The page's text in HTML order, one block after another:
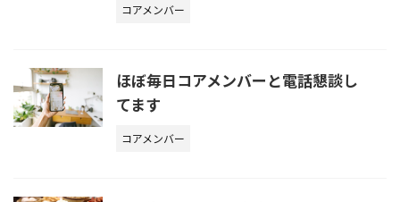
コアメンバー
ほぼ毎日コアメンバーと電話懇談し
てます
コアメンバー